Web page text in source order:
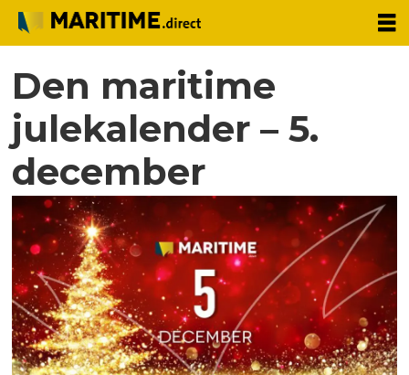
Den maritime
julekalender – 5.
december